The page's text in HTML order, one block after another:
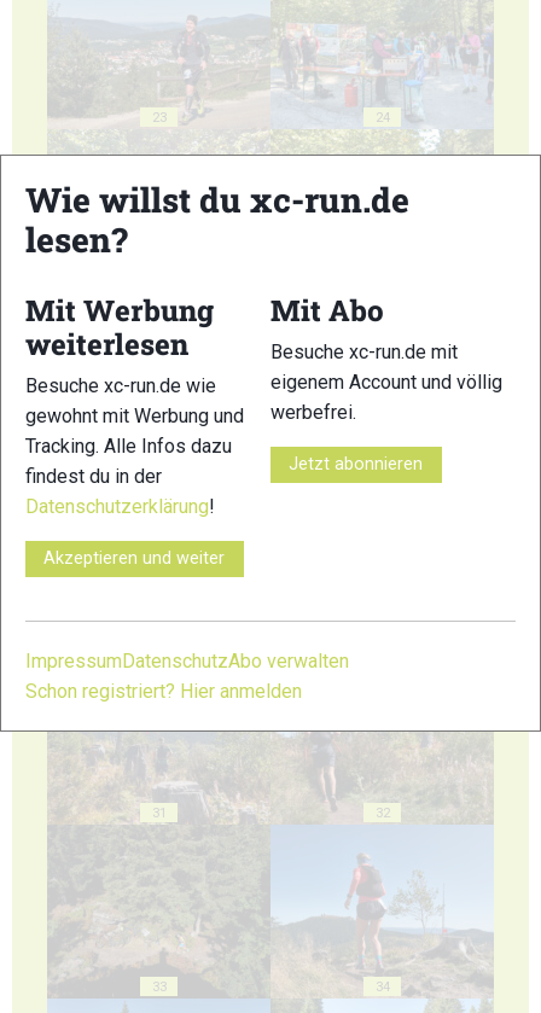
23 24
28
31 32
33 34
Wie willst du xc-run.de
lesen?
Mit Werbung
weiterlesen
Besuche xc-run.de wie
gewohnt mit Werbung und
Tracking. Alle Infos dazu
findest du in der
Datenschutzerklärung!
Akzeptieren und weiter
Mit Abo
Besuche xc-run.de mit
eigenem Account und völlig
werbefrei.
Jetzt abonnieren
Impressum DatenschutzAbo verwalten
Schon registriert? Hier anmelden